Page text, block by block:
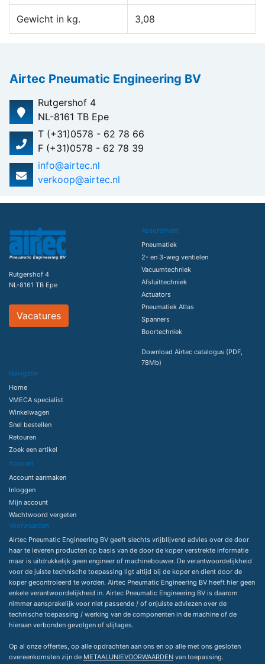
Gewicht in kg. 3,08
Airtec Pneumatic Engineering BV
Rutgershof 4
NL-8161 TB Epe
T (+31)0578 - 62 78 66
F (+31)0578 - 62 78 39
info@airtec.nl
verkoop@airtec.nl
Rutgershof 4
NL-8161 TB Epe
Vacatures
Assortiment
Pneumatiek
2- en 3-weg ventielen
Vacuumtechniek
Afsluittechniek
Actuators
Pneumatiek Atlas
Spanners
Boortechniek
Download Airtec catalogus (PDF,
78Mb)
Navigatie
Home
VMECA specialist
Winkelwagen
Snel bestellen
Retouren
Zoek een artikel
Account
Account aanmaken
Inloggen
Mijn account
Wachtwoord vergeten
Voorwaarden
Airtec Pneumatic Engineering BV geeft slechts vrijblijvend advies over de door
haar te leveren producten op basis van de door de koper verstrekte informatie
maar is uitdrukkelijk geen engineer of machinebouwer. De verantwoordelijkheid
voor de juiste technische toepassing ligt altijd bij de koper en dient door de
koper gecontroleerd te worden. Airtec Pneumatic Engineering BV heeft hier geen
enkele verantwoordelijkheid in. Airtec Pneumatic Engineering BV is daarom
nimmer aansprakelijk voor niet passende / of onjuiste adviezen over de
technische toepassing / werking van de componenten in de machine of de
hieraan verbonden gevolgen of slijtages.
Op al onze offertes, op alle opdrachten aan ons en op alle met ons gesloten
overeenkomsten zijn de METAALUNIEVOORWAARDEN van toepassing.